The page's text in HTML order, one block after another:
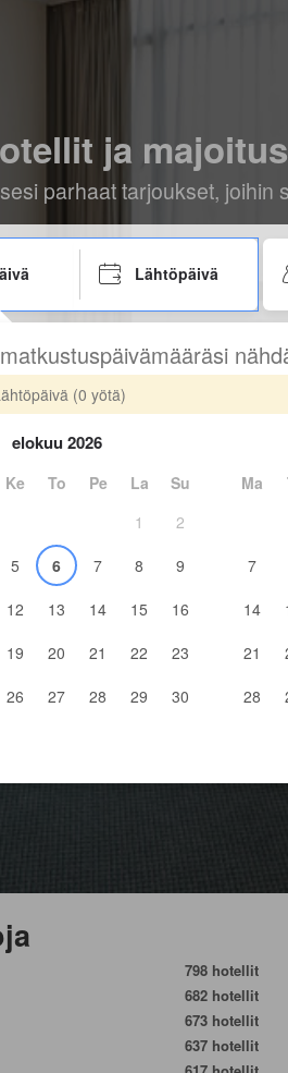
ja
parhaat tarjoukset, joihin
Lähtöpäivä
(0 yötä)
elokuu 2026
Ke To Pe La
Su
1
2
5 6 7 8
9
12 13 14 15
16
19 20 21 22
23
26 27 28 29
30
Ma
7
14
21
28
798 hotellit
682 hotellit
673 hotellit
637 hotellit